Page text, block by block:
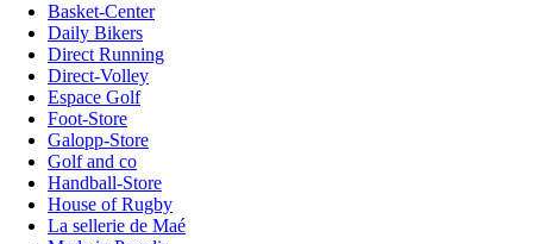
Basket-Center
Daily Bikers
Direct Running
Direct-Volley
Espace Golf
Foot-Store
Galopp-Store
Golf and co
Handball-Store
House of Rugby
La sellerie de Maé